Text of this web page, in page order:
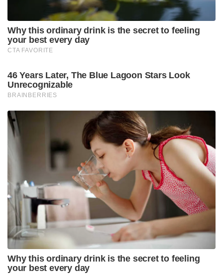
Why this ordinary drink is the secret to feeling
your best every day
CTA FAVORITE
46 Years Later, The Blue Lagoon Stars Look
Unrecognizable
BRAINBERRIES
Why this ordinary drink is the secret to feeling
your best every day